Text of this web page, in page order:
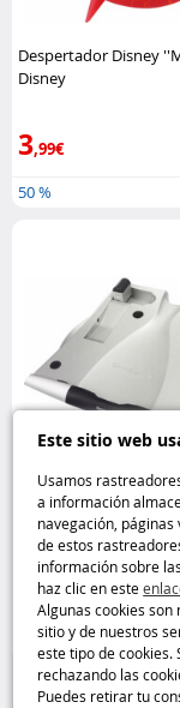
Este sitio web
Usamos
a información
navegación, páginas
de estos
información sobre
haz clic en este
Algunas cookies
sitio y de nuestros
este tipo de cookies.
rechazando las
Puedes retirar tu
Despertador Disney
Disney
3,99€
50 %
Soporte elevador para
ordenador portátil
,95€
50 %